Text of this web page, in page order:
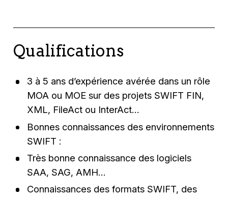
Qualifications
3 à 5 ans d’expérience avérée dans un rôle
MOA ou MOE sur des projets SWIFT FIN,
XML, FileAct ou InterAct…
Bonnes connaissances des environnements
SWIFT :
Très bonne connaissance des logiciels
SAA, SAG, AMH…
Connaissances des formats SWIFT, des